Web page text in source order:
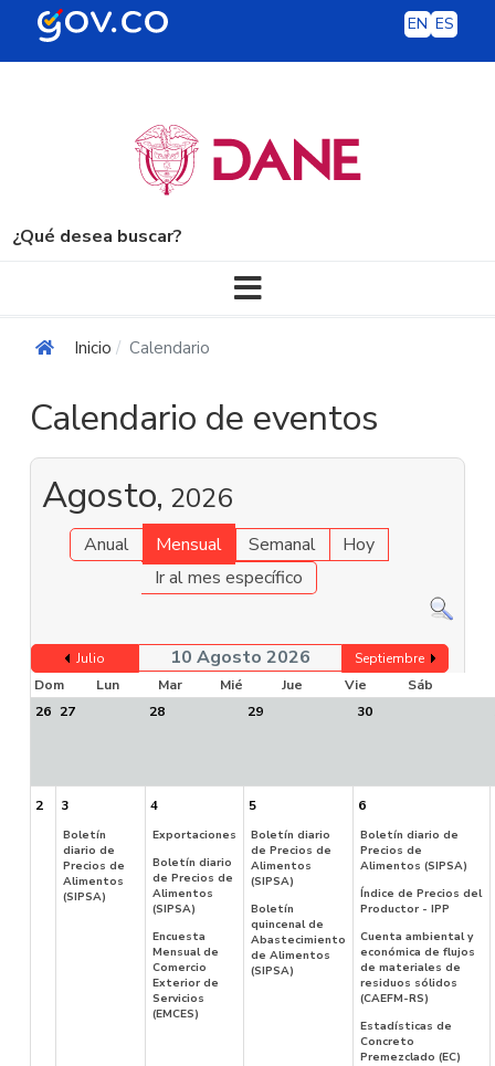
EN ES
¿Qué desea buscar?
Inicio Calendario
Calendario de eventos
Agosto, 2026
Anual Mensual Semanal
Hoy
Ir al mes específico
Julio 10 Agosto 2026
Septiembre
Dom
Lun Mar Mié Jue Vie
Sáb
26 27 28 29 30
2 3
Boletín
diario de
Precios de
Alimentos
(SIPSA)
4
Exportaciones
Boletín diario
de Precios de
Alimentos
(SIPSA)
Encuesta
Mensual de
Comercio
Exterior de
Servicios
(EMCES)
5
Boletín diario
de Precios de
Alimentos
(SIPSA)
Boletín
quincenal de
Abastecimiento
de Alimentos
(SIPSA)
6
Boletín diario de
Precios de
Alimentos (SIPSA)
Índice de Precios del
Productor - IPP
Cuenta ambiental y
económica de flujos
de materiales de
residuos sólidos
(CAEFM-RS)
Estadísticas de
Concreto
Premezclado (EC)